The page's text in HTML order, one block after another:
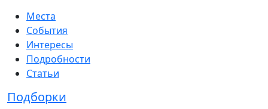
Места
События
Интересы
Подробности
Статьи
Подборки